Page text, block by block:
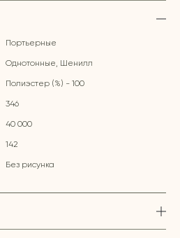
Портьерные
Однотонные, Шенилл
Полиэстер (%) - 100
346
40 000
142
Без рисунка